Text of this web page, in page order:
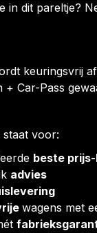
in dit pareltje?
keuringsvrij
Car-Pass
staat voor:
beste
advies
wagens met